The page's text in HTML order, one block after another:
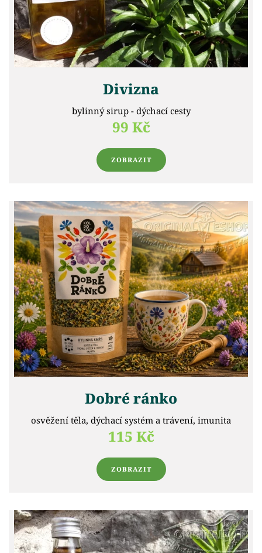
Divizna
bylinný sirup - dýchací cesty
99 Kč
ZOBRAZIT
Dobré ránko
osvěžení těla, dýchací systém a trávení, imunita
115 Kč
ZOBRAZIT